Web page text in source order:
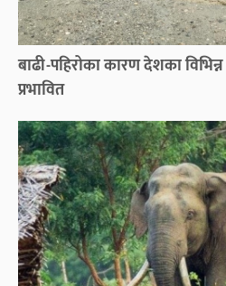
बाढी-पहिरोका कारण देशका विभिन्न
प्रभावित